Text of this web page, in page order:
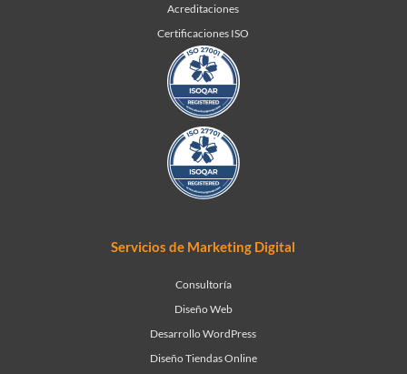
Acreditaciones
Certificaciones ISO
Servicios de Marketing Digital
Consultoría
Diseño Web
Desarrollo WordPress
Diseño Tiendas Online